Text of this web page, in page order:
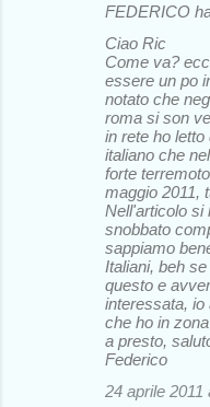
FEDERICO
Ciao Ric
Come va?
essere un po
notato che
roma si son
in rete ho
italiano che
forte
maggio 2011,
Nell'articolo si
snobbato
sappiamo
Italiani, beh
questo e
interessata,
che ho in
a presto,
Federico
24 aprile 2011